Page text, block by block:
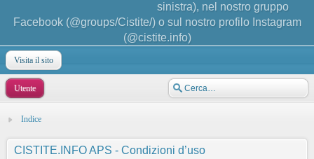
sinistra), nel nostro gruppo
Facebook (@groups/Cistite/) o sul nostro profilo Instagram
(@cistite.info)
Visita il sito
Utente
Indice
CISTITE.INFO APS - Condizioni d’uso